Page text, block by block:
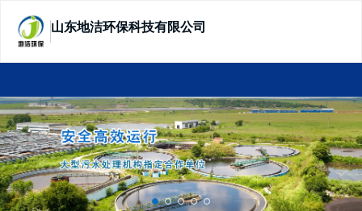
山东地洁环保科技有限公司